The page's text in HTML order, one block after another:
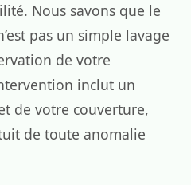
Nous savons que le
pas un simple lavage
de votre
inclut un
de votre couverture,
de toute anomalie